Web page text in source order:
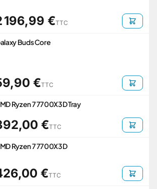
196,99 €TTC
Buds Core
€TTC
Ryzen 7 7700X3D Tray
€TTC
Ryzen 7 7700X3D
€TTC